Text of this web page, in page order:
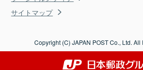
サイトマップ
Copyright (C) JAPAN POST Co., Ltd.